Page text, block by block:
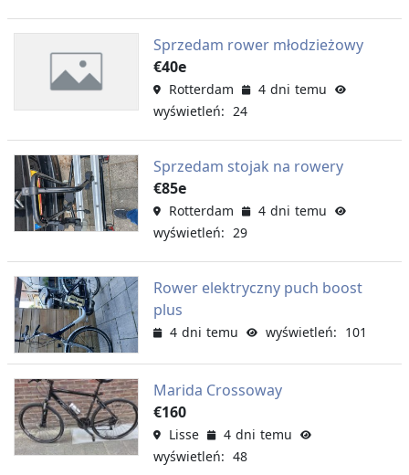
Sprzedam rower młodzieżowy
€40e
Rotterdam
4 dni temu
wyświetleń: 24
Sprzedam stojak na rowery
€85e
Rotterdam
4 dni temu
wyświetleń: 29
Rower elektryczny puch boost
plus
4 dni temu wyświetleń: 101
Marida Crossoway
€160
Lisse
4 dni temu
wyświetleń: 48